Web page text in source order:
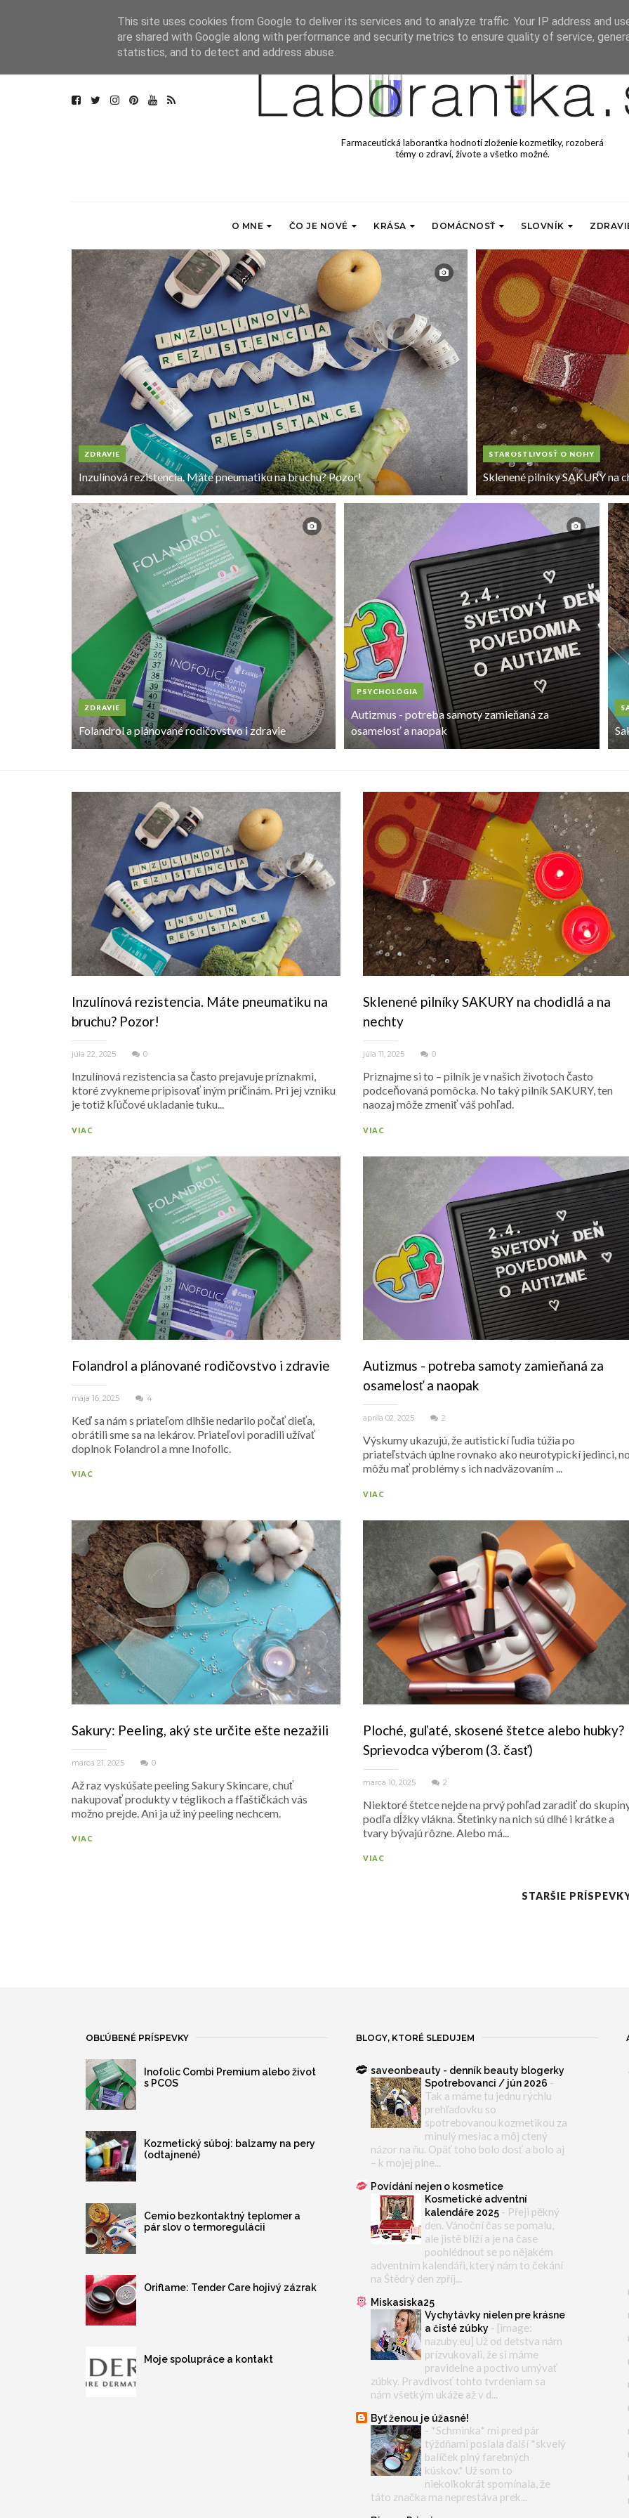
Farmaceutická laborantka hodnotí zloženie kozmetiky, rozoberá
témy o zdraví, živote a všetko možné.
O MNE ČO JE NOVÉ KRÁSA DOMÁCNOSŤ SLOVNÍK
ZDRAVIE
Inzulínová rezistencia. Máte pneumatiku na bruchu? Pozor!
STAROSTLIVOSŤ O NOHY
Sklenené pilníky SAKURY na
ZDRAVIE
Folandrol a plánované rodičovstvo i zdravie
PSYCHOLÓGIA
Autizmus - potreba samoty zamieňaná za
osamelosť a naopak
Inzulínová rezistencia. Máte pneumatiku na
bruchu? Pozor!
júla 22, 2025 0
Inzulínová rezistencia sa často prejavuje príznakmi,
ktoré zvykneme pripisovať iným príčinám. Pri jej vzniku
je totiž kľúčové ukladanie tuku...
VIAC
Sklenené pilníky SAKURY na chodidlá a na
nechty
júla 11, 2025 0
Priznajme si to – pilník je v našich životoch často
podceňovaná pomôcka. No taký pilník SAKURY, ten
naozaj môže zmeniť váš pohľad.
VIAC
Folandrol a plánované rodičovstvo i zdravie
mája 16, 2025 4
Keď sa nám s priateľom dlhšie nedarilo počať dieťa,
obrátili sme sa na lekárov. Priateľovi poradili užívať
doplnok Folandrol a mne Inofolic.
VIAC
Autizmus - potreba samoty zamieňaná za
osamelosť a naopak
apríla 02, 2025 2
Výskumy ukazujú, že autistickí ľudia túžia po
priateľstvách úplne rovnako ako neurotypickí jedinci,
môžu mať problémy s ich nadväzovaním ...
VIAC
Sakury: Peeling, aký ste určite ešte nezažili
marca 21, 2025 0
Až raz vyskúšate peeling Sakury Skincare, chuť
nakupovať produkty v téglikoch a fľaštičkách vás
možno prejde. Ani ja už iný peeling nechcem.
VIAC
Ploché, guľaté, skosené štetce alebo hubky?
Sprievodca výberom (3. časť)
marca 10, 2025 2
Niektoré štetce nejde na prvý pohľad zaradiť do
podľa dĺžky vlákna. Štetinky na nich sú dlhé i krátke a
tvary bývajú rôzne. Alebo má...
VIAC
STARŠIE
OBĽÚBENÉ PRÍSPEVKY
Inofolic Combi Premium alebo život
s PCOS
Kozmetický súboj: balzamy na pery
(odtajnené)
Cemio bezkontaktný teplomer a
pár slov o termoregulácii
Oriflame: Tender Care hojivý zázrak
Moje spolupráce a kontakt
BLOGY, KTORÉ SLEDUJEM
saveonbeauty - denník beauty blogerky
Spotrebovanci / jún 2026 -
Tak a máme tu jednu rýchlu
prehľadovku so
spotrebovanou kozmetikou za
minulý mesiac a môj ctený
názor na ňu. Opäť toho bolo dosť a bolo aj
– k mojej plne...
Povídání nejen o kosmetice
Kosmetické adventní
kalendáře 2025 - Přeji pěkný
den. Vánoční čas se pomalu,
ale jistě blíží a je na čase
poohlédnout se po nějakém
adventním kalendáři, který nám to čekání
na Štědrý den zpříj...
Miskasiska25
Vychytávky nielen pre krásne
a čisté zúbky - [image:
nazuby.eu] Už od detstva nám
prízvukovali, že si máme
pravidelne a poctivo umývať
zúbky. Pravdivosť tohto tvrdeniam sa
nám všetkým ukáže až v d...
Byť ženou je úžasné!
- *Schminka* mi pred pár
týždňami poslala ďalší *skvelý
balíček plný farebných
kúskov.* Už som to
niekoľkokrát spomínala, že
táto značka ma neprestáva prek...
This site uses cookies from Google to deliver its services and to analyze traffic. Your IP address and
are shared with Google along with performance and security metrics to ensure quality of service,
statistics, and to detect and address abuse.